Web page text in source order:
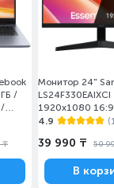
/
/
₸
Монитор 24"
LS24F330EAIXCI
1920x1080
(HDMI+DP) Black
4.9
39 990 ₸ 50
В